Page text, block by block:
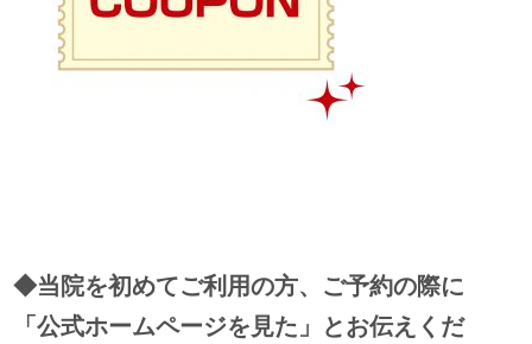
◆当院を初めてご利用の方、ご予約の際に
「公式ホームページを見た」とお伝えくだ